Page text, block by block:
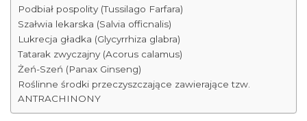
Podbiał pospolity (Tussilago Farfara)
Szałwia lekarska (Salvia officnalis)
Lukrecja gładka (Glycyrrhiza glabra)
Tatarak zwyczajny (Acorus calamus)
Żeń-Szeń (Panax Ginseng)
Roślinne środki przeczyszczające zawierające tzw.
ANTRACHINONY